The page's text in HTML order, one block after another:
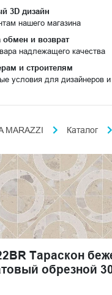
3D дизайн
нашего магазина
обмен и возврат
надлежащего качества
и строителям
условия для дизайнеров и
MARAZZI Каталог
Тараскон
обрезной